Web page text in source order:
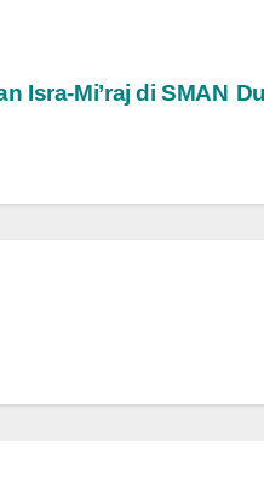
Isra-Mi’raj di SMAN